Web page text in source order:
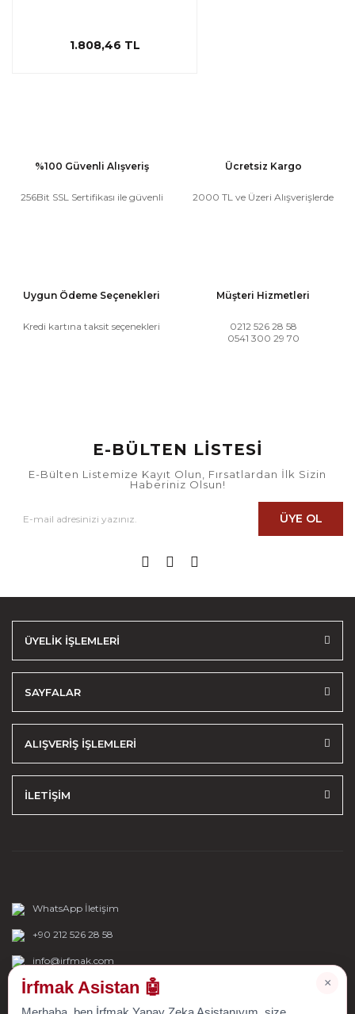
1.808,46 TL
%100 Güvenli Alışveriş
256Bit SSL Sertifikası ile güvenli
Ücretsiz Kargo
2000 TL ve Üzeri Alışverişlerde
Uygun Ödeme Seçenekleri
Kredi kartına taksit seçenekleri
Müşteri Hizmetleri
0212 526 28 58
0541 300 29 70
E-BÜLTEN LİSTESİ
E-Bülten Listemize Kayıt Olun, Fırsatlardan İlk Sizin
Haberiniz Olsun!
ÜYE OL
ÜYELİK İŞLEMLERİ
SAYFALAR
ALIŞVERİŞ İŞLEMLERİ
İLETİŞİM
WhatsApp İletişim
+90 212 526 28 58
info@irfmak.com
×
İrfmak Asistan 🤖